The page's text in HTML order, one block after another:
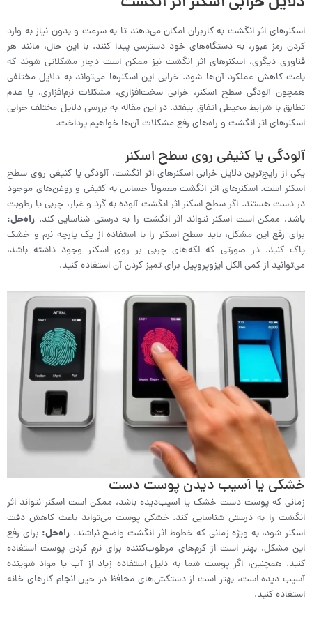
اسکنرهای اثر انگشت به کاربران امکان می‌دهند تا به سرعت و بدون نیاز به وارد
کردن رمز عبور، به دستگاه‌های خود دسترسی پیدا کنند. با این حال، مانند هر
فناوری دیگری، اسکنرهای اثر انگشت نیز ممکن است دچار مشکلاتی شوند که
باعث کاهش عملکرد آن‌ها شود. خرابی این اسکنرها می‌تواند به دلایل مختلفی
همچون آلودگی سطح اسکنر، خرابی سخت‌افزاری، مشکلات نرم‌افزاری، یا عدم
تطابق با شرایط محیطی اتفاق بیفتد. در این مقاله به بررسی دلایل مختلف خرابی
اسکنرهای اثر انگشت و راه‌های رفع مشکلات آن‌ها خواهیم پرداخت.
آلودگی یا کثیفی روی سطح اسکنر
یکی از رایج‌ترین دلایل خرابی اسکنرهای اثر انگشت، آلودگی یا کثیفی روی سطح
اسکنر است. اسکنرهای اثر انگشت معمولاً حساس به کثیفی و روغن‌های موجود
در دست هستند. اگر سطح اسکنر اثر انگشت آلوده به گرد و غبار، چربی یا رطوبت
باشد، ممکن است اسکنر نتواند اثر انگشت را به درستی شناسایی کند. راه‌حل:
برای رفع این مشکل، باید سطح اسکنر را با استفاده از یک پارچه نرم و خشک
پاک کنید. در صورتی که لکه‌های چربی بر روی اسکنر وجود داشته باشد،
می‌توانید از کمی الکل ایزوپروپیل برای تمیز کردن آن استفاده کنید.
خشکی یا آسیب دیدن پوست دست
زمانی که پوست دست خشک یا آسیب‌دیده باشد، ممکن است اسکنر نتواند اثر
انگشت را به درستی شناسایی کند. خشکی پوست می‌تواند باعث کاهش دقت
اسکنر شود، به ویژه زمانی که خطوط اثر انگشت واضح نباشند. راه‌حل: برای رفع
این مشکل، بهتر است از کرم‌های مرطوب‌کننده برای نرم کردن پوست استفاده
کنید. همچنین، اگر پوست شما به دلیل استفاده زیاد از آب یا مواد شوینده
آسیب دیده است، بهتر است از دستکش‌های محافظ در حین انجام کارهای خانه
استفاده کنید.